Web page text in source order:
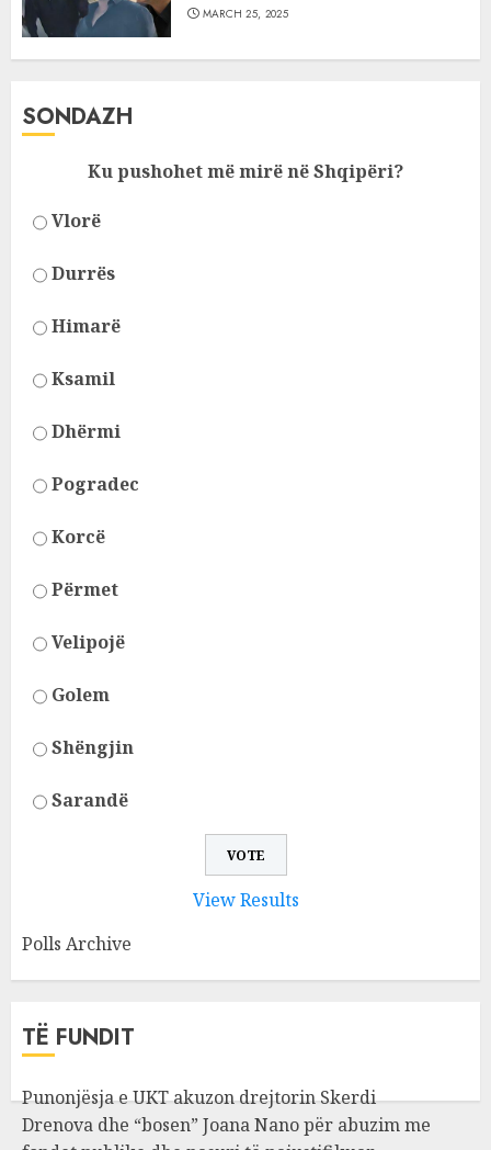
MARCH 25, 2025
SONDAZH
Ku pushohet më mirë në Shqipëri?
Vlorë
Durrës
Himarë
Ksamil
Dhërmi
Pogradec
Korcë
Përmet
Velipojë
Golem
Shëngjin
Sarandë
View Results
Polls Archive
TË FUNDIT
Punonjësja e UKT akuzon drejtorin Skerdi
Drenova dhe “bosen” Joana Nano për abuzim me